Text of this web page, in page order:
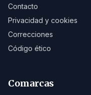
Contacto
Privacidad y cookies
Correcciones
Código ético
Comarcas